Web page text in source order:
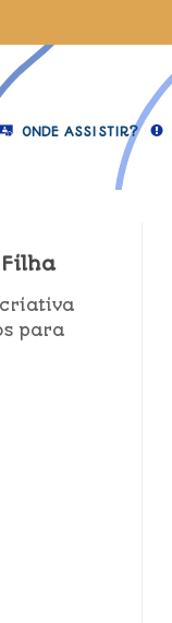
ONDE ASSISTIR?
criativa
para